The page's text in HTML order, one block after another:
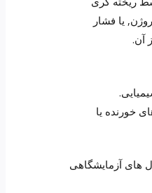
یا فشار
آن.
خورنده یا
های آزمایشگاهی